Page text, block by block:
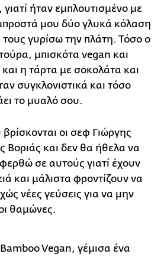
γιατί ήταν εμπλουτισμένο με
μου δύο γλυκά κόλαση
τους γυρίσω την πλάτη. Τόσο ο
μπισκότα vegan και
η τάρτα με σοκολάτα και
συγκλονιστικά και τόσο
το μυαλό σου.
οι σεφ Γιώργης
Βοριάς και δεν θα ήθελα να
σε αυτούς γιατί έχουν
και μάλιστα φροντίζουν να
νέες γεύσεις για να μην
θαμώνες.
Vegan, γέμισα ένα